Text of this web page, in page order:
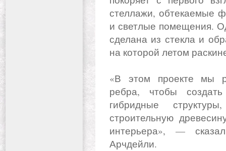
стеллажи, обтекаемые
и светлые помещения.
сделана из стекла и
на которой летом
«В этом проекте мы
ребра, чтобы
гибридные
строительную
интерьера», —
Арчдейли.